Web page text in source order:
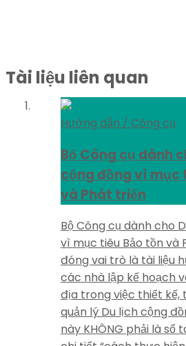
Tài liệu liên quan
Hướng dẫn / Công cụ
Bộ Công cụ dành
cộng đồng vì mục
và Phát triển
Bộ Công cụ dành cho
vì mục tiêu Bảo tồn và
đóng vai trò là tài liệu
các nhà lập kế hoạch
địa trong việc thiết kế,
quản lý Du lịch cộng
này KHÔNG phải là sổ